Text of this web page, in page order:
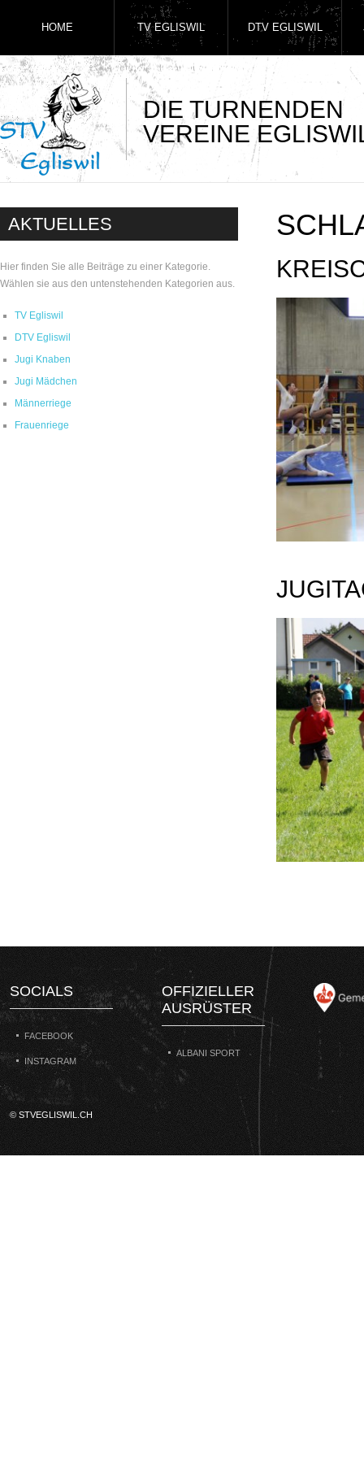
DIE TURNENDEN
VEREINE
HOME TV EGLISWIL DTV EGLISWIL
AKTUELLES
Hier finden Sie alle Beiträge zu einer Kategorie.
Wählen sie aus den untenstehenden Kategorien aus.
TV Egliswil
DTV Egliswil
Jugi Knaben
Jugi Mädchen
Männerriege
Frauenriege
SOCIALS
FACEBOOK
INSTAGRAM
OFFIZIELLER
AUSRÜSTER
ALBANI SPORT
© STVEGLISWIL.CH